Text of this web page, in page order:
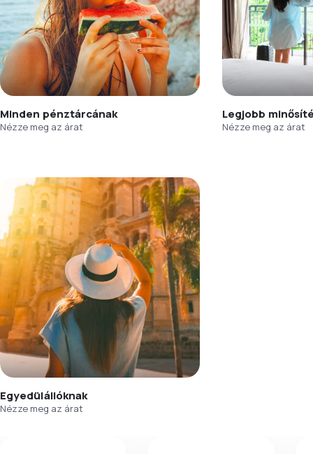
Minden pénztárcának
Nézze meg az árat
Legjobb
Nézze meg az árat
Egyedülállóknak
Nézze meg az árat